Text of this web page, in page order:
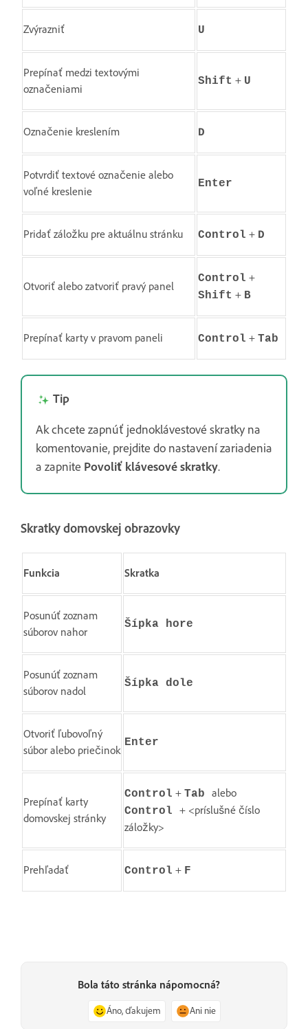
Zvýrazniť U
Prepínať medzi textovými
označeniami
Shift + U
Označenie kreslením D
Potvrdiť textové označenie alebo
voľné kreslenie
Enter
Pridať záložku pre aktuálnu stránku Control + D
Otvoriť alebo zatvoriť pravý panel
Control +
Shift + B
Prepínať karty v pravom paneli Control + Tab
Tip
Ak chcete zapnúť jednoklávestové skratky na
komentovanie, prejdite do nastavení zariadenia
a zapnite Povoliť klávesové skratky.
Skratky domovskej obrazovky
Funkcia Skratka
Posunúť zoznam
súborov nahor
Šípka hore
Posunúť zoznam
súborov nadol
Šípka dole
Otvoriť ľubovoľný
súbor alebo priečinok
Enter
Prepínať karty
domovskej stránky
Control + Tab alebo
Control
+ <príslušné číslo
záložky>
Prehľadať Control + F
Bola táto stránka nápomocná?
Áno, ďakujem Ani nie